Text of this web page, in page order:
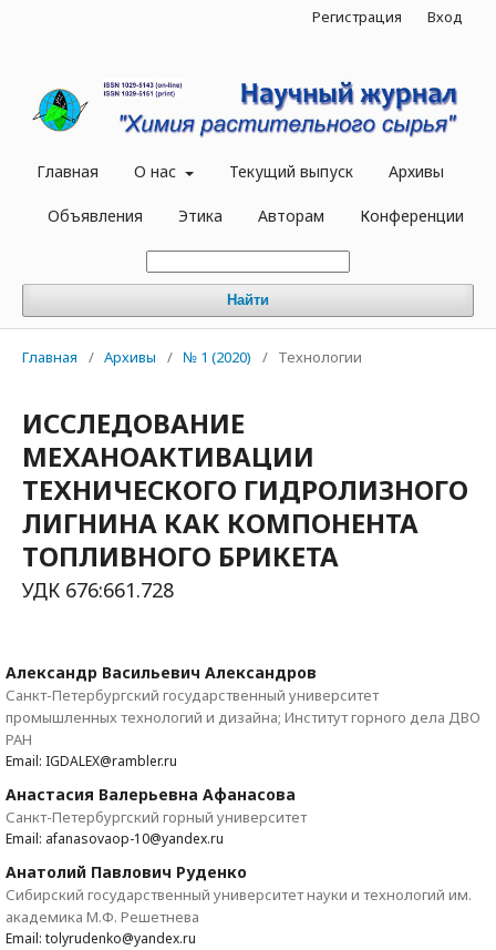
Главная О нас Текущий выпуск Архивы
Объявления Этика Авторам Конференции
Найти
Регистрация Вход
Главная / Архивы / № 1 (2020) / Технологии
ИССЛЕДОВАНИЕ
МЕХАНОАКТИВАЦИИ
ТЕХНИЧЕСКОГО ГИДРОЛИЗНОГО
ЛИГНИНА КАК КОМПОНЕНТА
ТОПЛИВНОГО БРИКЕТА
УДК 676:661.728
Александр Васильевич Александров
Санкт-Петербургский государственный университет
промышленных технологий и дизайна; Институт горного дела ДВО
РАН
Email: IGDALEX@rambler.ru
Анастасия Валерьевна Афанасова
Санкт-Петербургский горный университет
Email: afanasovaop-10@yandex.ru
Анатолий Павлович Руденко
Сибирский государственный университет науки и технологий им.
академика М.Ф. Решетнева
Email: tolyrudenko@yandex.ru